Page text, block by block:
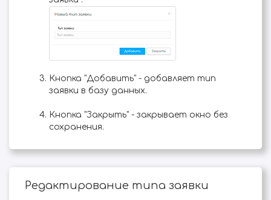
Кнопка "Добавить" - добавляет тип
заявки в базу данных.
Кнопка "Закрыть" - закрывает окно без
сохранения.
Редактирование типа заявки